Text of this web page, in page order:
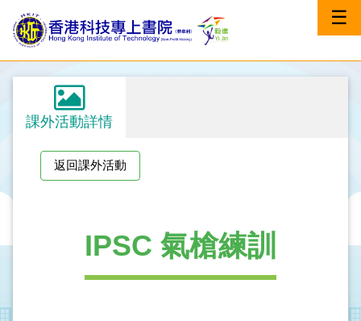
☰
課外活動詳情
返回課外活動
IPSC 氣槍練訓